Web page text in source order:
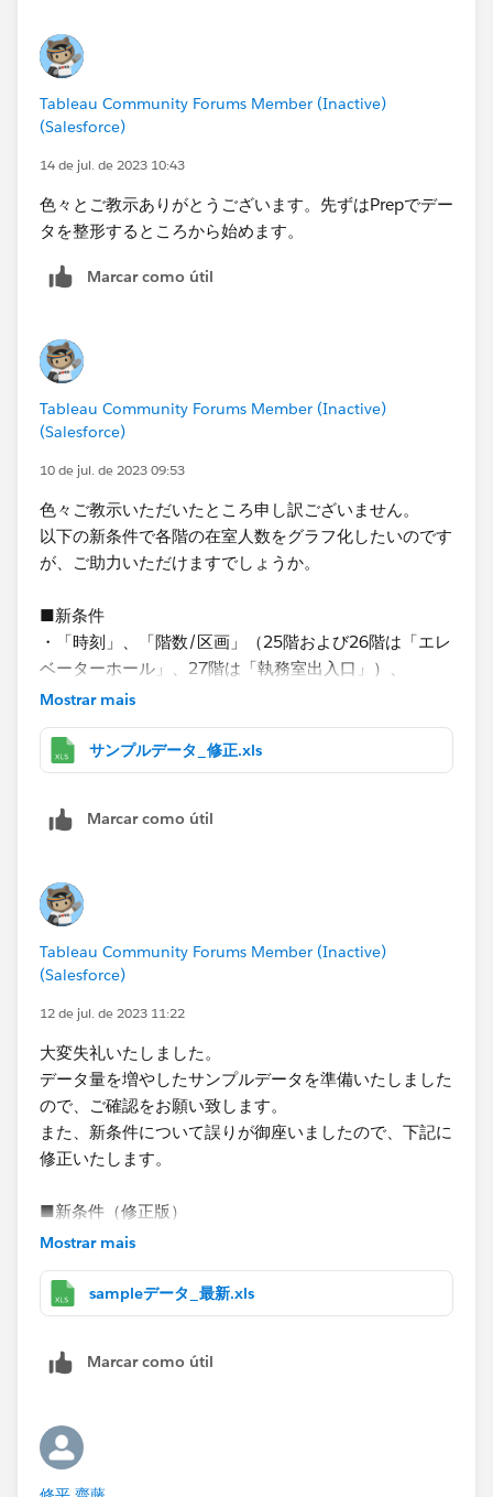
Tableau Community Forums Member (Inactive)
(Salesforce)
14 de jul. de 2023 10:43
色々とご教示ありがとうございます。先ずはPrepでデー
タを整形するところから始めます。
Marcar como útil
Tableau Community Forums Member (Inactive)
(Salesforce)
10 de jul. de 2023 09:53
色々ご教示いただいたところ申し訳ございません。
以下の新条件で各階の在室人数をグラフ化したいのです
が、ご助力いただけますでしょうか。
■新条件
・「時刻」、「階数/区画」（25階および26階は「エレ
ベーターホール」、27階は「執務室出入口」）、
「操作区分」、「学生ID」を使用して、学生ごとの入退
をグラフ化する。
・対象とするデータは「階数/区画」が25階および26階
※準備室出入口は複数存在するが、区別せず同一のもの
・入退室がセットになっていないデータについては、可
能であればセットのものとは別で入室のみ、退出のみの
件数が分かる様になると大変有難いです。
サンプルデータの構造も少し変更しましたので、添付い
たします。
す。
Mostrar mais
サンプルデータ_修正.xls
Marcar como útil
Tableau Community Forums Member (Inactive)
(Salesforce)
12 de jul. de 2023 11:22
大変失礼いたしました。
データ量を増やしたサンプルデータを準備いたしました
ので、ご確認をお願い致します。
また、新条件について誤りが御座いましたので、下記に
修正いたします。
■新条件（修正版）
・「時刻」、「階数/区画」（5階および6階は「大会議
「操作区分」、「学生ID」を使用して、学生ごとの入退
出情報を集計し、時系列（1時間毎）で各階の在室人数
・対象とするデータは「階数/区画」が5階および6階は
※準備室出入口は複数存在するが、区別せず同一のもの
として扱う。
・入退室がセットになっていないデータについては、可
Mostrar mais
sampleデータ_最新.xls
Marcar como útil